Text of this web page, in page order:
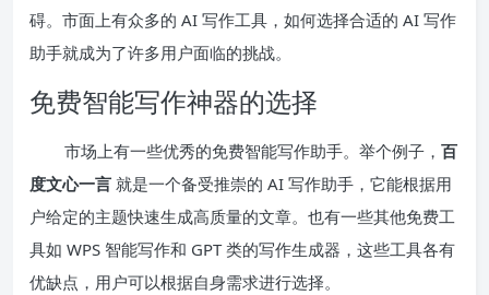
碍。市面上有众多的 AI 写作工具，如何选择合适的 AI 写作
助手就成为了许多用户面临的挑战。
免费智能写作神器的选择
市场上有一些优秀的免费智能写作助手。举个例子， 百
度文心一言 就是一个备受推崇的 AI 写作助手，它能根据用
户给定的主题快速生成高质量的文章。也有一些其他免费工
具如 WPS 智能写作和 GPT 类的写作生成器，这些工具各有
优缺点，用户可以根据自身需求进行选择。